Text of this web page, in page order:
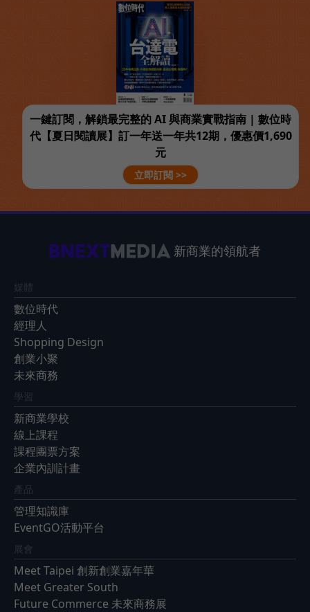
一鍵訂閱，解鎖最完整的 AI 與商業實戰指南 | 數位時
代【夏日閱讀展】訂一年送一年共12期，優惠價1,690
元
立即訂閱 >>
新商業的領航者
媒體
數位時代
經理人
Shopping Design
創業小聚
未來商務
學習
新商業學校
線上課程
課程團票方案
企業內訓計畫
產品
管理知識庫
EventGO活動平台
展會
Meet Taipei 創新創業嘉年華
Meet Greater South
Future Commerce 未來商務展